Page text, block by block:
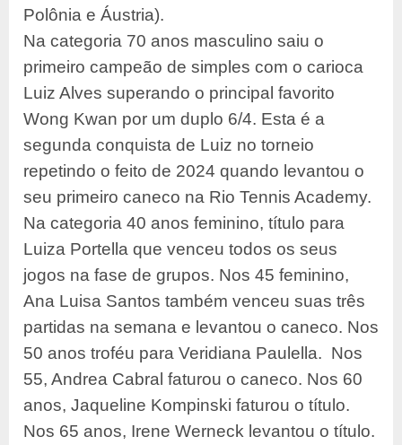
Polônia e Áustria).
Na categoria 70 anos masculino saiu o
primeiro campeão de simples com o carioca
Luiz Alves superando o principal favorito
Wong Kwan por um duplo 6/4. Esta é a
segunda conquista de Luiz no torneio
repetindo o feito de 2024 quando levantou o
seu primeiro caneco na Rio Tennis Academy.
Na categoria 40 anos feminino, título para
Luiza Portella que venceu todos os seus
jogos na fase de grupos. Nos 45 feminino,
Ana Luisa Santos também venceu suas três
partidas na semana e levantou o caneco. Nos
50 anos troféu para Veridiana Paulella. Nos
55, Andrea Cabral faturou o caneco. Nos 60
anos, Jaqueline Kompinski faturou o título.
Nos 65 anos, Irene Werneck levantou o título.